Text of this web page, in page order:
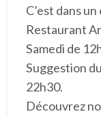
C’est dans
Restaurant
Samedi de
Suggestion
22h30.
Découvrez